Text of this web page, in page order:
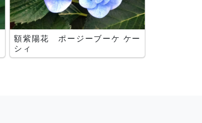
額紫陽花 ポージーブーケ ケー
シィ